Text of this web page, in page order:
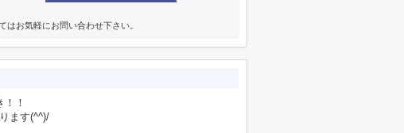
お気軽にお問い合わせ下さい。
！
ます(^^)/